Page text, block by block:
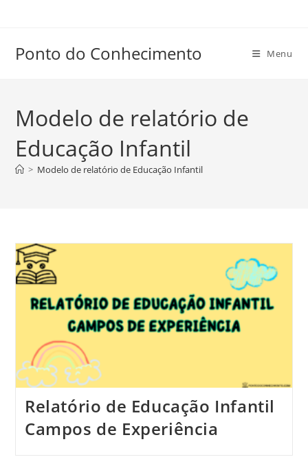
conteúdo
Ponto do Conhecimento Menu
Modelo de relatório de
Educação Infantil
> Modelo de relatório de Educação Infantil
Relatório de Educação Infantil
Campos de Experiência